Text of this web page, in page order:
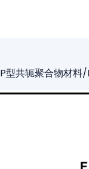
P型共轭聚合物材